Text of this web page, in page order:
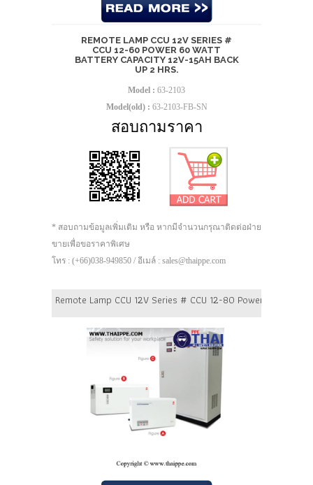
REMOTE LAMP CCU 12V SERIES #
CCU 12-60 POWER 60 WATT
BATTERY CAPACITY 12V-15AH BACK
UP 2 HRS.
Model : 63-2103
Model(old) : 63-2103-FB-SN
สอบถามราคา
* สอบถามข้อมูลเพิ่มเติม หรือ หากมีจำนวนกรุณาติดต่อฝ่าย
ขายเพื่อขอราคาพิเศษ
โทร : (+66)038-949850 / อีเมล์ : sales@thaippe.com
Remote Lamp CCU 12V Series # CCU 12-80 Power 80 Watt